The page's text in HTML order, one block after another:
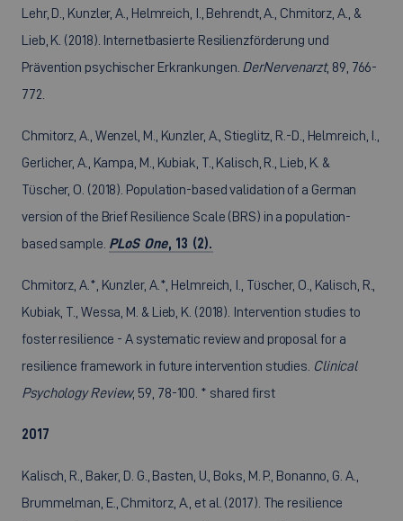
Lehr, D., Kunzler, A., Helmreich, I., Behrendt, A., Chmitorz, A., &
Lieb, K. (2018). Internetbasierte Resilienzförderung und
Prävention psychischer Erkrankungen. DerNervenarzt, 89, 766-
772.
Chmitorz, A., Wenzel, M., Kunzler, A., Stieglitz, R.-D., Helmreich, I.,
Gerlicher, A., Kampa, M., Kubiak, T., Kalisch, R., Lieb, K. &
Tüscher, O. (2018). Population-based validation of a German
version of the Brief Resilience Scale (BRS) in a population-
based sample. PLoS One, 13 (2).
Chmitorz, A.*, Kunzler, A.*, Helmreich, I., Tüscher, O., Kalisch, R.,
Kubiak, T., Wessa, M. & Lieb, K. (2018). Intervention studies to
foster resilience - A systematic review and proposal for a
resilience framework in future intervention studies. Clinical
Psychology Review, 59, 78-100. * shared first
2017
Kalisch, R., Baker, D. G., Basten, U., Boks, M. P., Bonanno, G. A.,
Brummelman, E., Chmitorz, A., et al. (2017). The resilience